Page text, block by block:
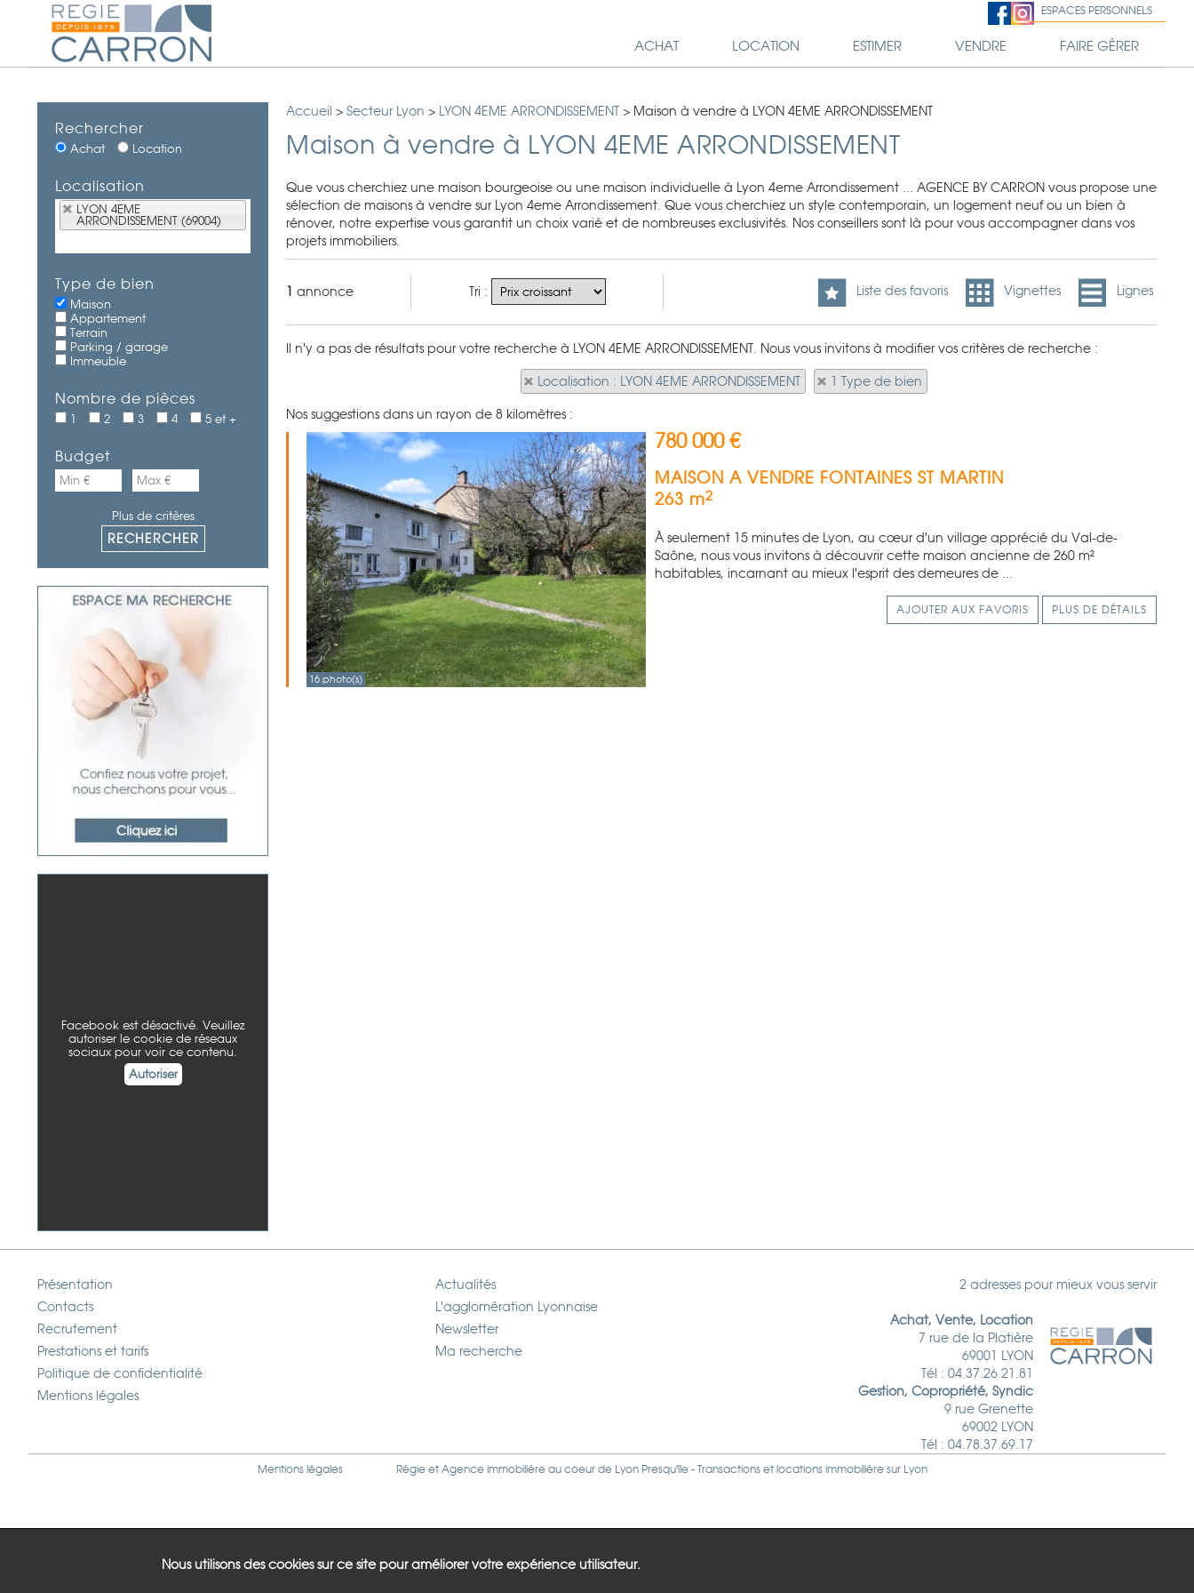
ESPACES PERSONNELS
ACHAT LOCATION ESTIMER VENDRE FAIRE GÉRER
Rechercher
Achat Location
Localisation
LYON 4EME
ARRONDISSEMENT (69004)
Type de bien
Maison
Appartement
Terrain
Parking / garage
Immeuble
Nombre de pièces
1 2 3 4 5 et +
Budget
Plus de critères
Facebook est désactivé. Veuillez
autoriser le cookie de réseaux
sociaux pour voir ce contenu.
Autoriser
Accueil > Secteur Lyon > LYON 4EME ARRONDISSEMENT > Maison à vendre à LYON 4EME ARRONDISSEMENT
Maison à vendre à LYON 4EME ARRONDISSEMENT
Que vous cherchiez une maison bourgeoise ou une maison individuelle à Lyon 4eme Arrondissement ... AGENCE BY CARRON vous propose une
sélection de maisons à vendre sur Lyon 4eme Arrondissement. Que vous cherchiez un style contemporain, un logement neuf ou un bien à
rénover, notre expertise vous garantit un choix varié et de nombreuses exclusivités. Nos conseillers sont là pour vous accompagner dans vos
projets immobiliers.
1 annonce Tri : Liste des favoris Vignettes Lignes
Il n'y a pas de résultats pour votre recherche à LYON 4EME ARRONDISSEMENT. Nous vous invitons à modifier vos critères de recherche :
Localisation : LYON 4EME ARRONDISSEMENT 1 Type de bien
Nos suggestions dans un rayon de 8 kilomètres :
16 photo(s)
780 000 €
MAISON A VENDRE FONTAINES ST MARTIN
263 m2
À seulement 15 minutes de Lyon, au cœur d'un village apprécié du Val-de-
Saône, nous vous invitons à découvrir cette maison ancienne de 260 m²
habitables, incarnant au mieux l'esprit des demeures de ...
AJOUTER AUX FAVORIS PLUS DE DÉTAILS
Présentation
Contacts
Recrutement
Prestations et tarifs
Politique de confidentialité
Mentions légales
Actualités
L'agglomération Lyonnaise
Newsletter
Ma recherche
2 adresses pour mieux vous servir
Achat, Vente, Location
7 rue de la Platière
69001 LYON
Tél : 04.37.26.21.81
Gestion, Copropriété, Syndic
9 rue Grenette
69002 LYON
Tél : 04.78.37.69.17
Mentions légales Régie et Agence immobilière au coeur de Lyon Presqu'île - Transactions et locations immobilière sur Lyon
Nous utilisons des cookies sur ce site pour améliorer votre expérience utilisateur.